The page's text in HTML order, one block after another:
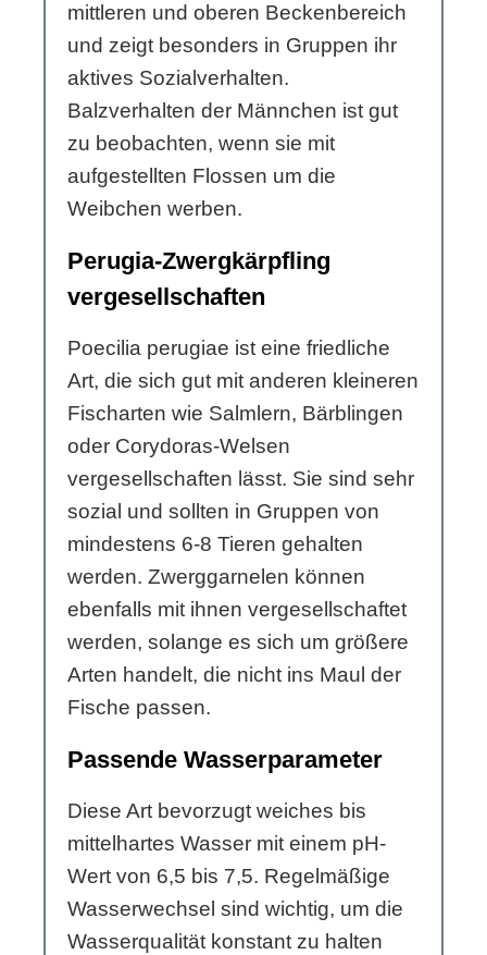
mittleren und oberen Beckenbereich
und zeigt besonders in Gruppen ihr
aktives Sozialverhalten.
Balzverhalten der Männchen ist gut
zu beobachten, wenn sie mit
aufgestellten Flossen um die
Weibchen werben.
Perugia-Zwergkärpfling
vergesellschaften
Poecilia perugiae ist eine friedliche
Art, die sich gut mit anderen kleineren
Fischarten wie Salmlern, Bärblingen
oder Corydoras-Welsen
vergesellschaften lässt. Sie sind sehr
sozial und sollten in Gruppen von
mindestens 6-8 Tieren gehalten
werden. Zwerggarnelen können
ebenfalls mit ihnen vergesellschaftet
werden, solange es sich um größere
Arten handelt, die nicht ins Maul der
Fische passen.
Passende Wasserparameter
Diese Art bevorzugt weiches bis
mittelhartes Wasser mit einem pH-
Wert von 6,5 bis 7,5. Regelmäßige
Wasserwechsel sind wichtig, um die
Wasserqualität konstant zu halten